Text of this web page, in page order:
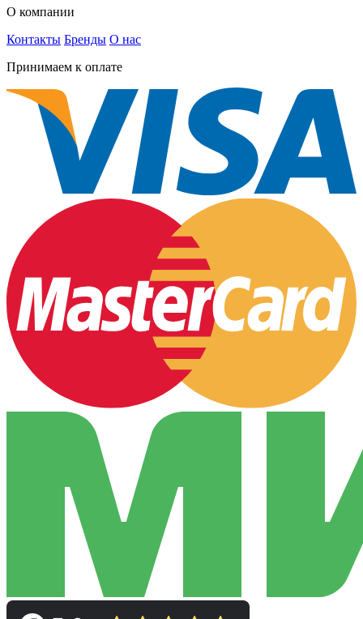
О компании
Контакты Бренды О нас
Принимаем к оплате